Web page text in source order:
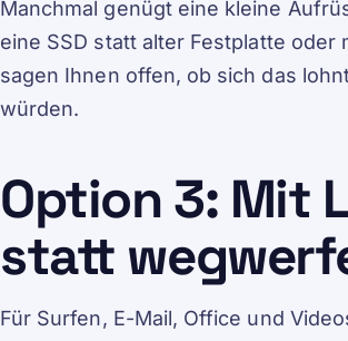
Manchmal genügt eine kleine
eine SSD statt alter Festplatte
sagen Ihnen offen, ob sich das
würden.
Option 3: Mit
statt
Für Surfen, E-Mail, Office und